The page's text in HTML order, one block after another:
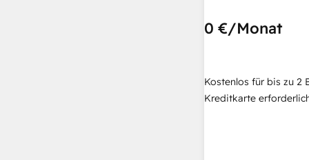
0 €/Monat
Kostenlos für bis zu 2
Kreditkarte